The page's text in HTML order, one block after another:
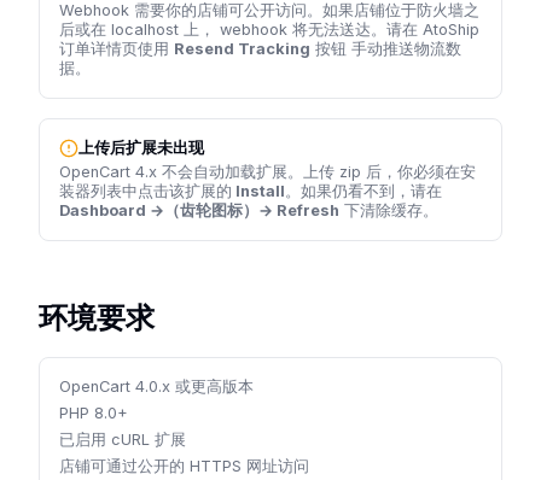
Webhook 需要你的店铺可公开访问。如果店铺位于防火墙之
后或在 localhost 上， webhook 将无法送达。请在 AtoShip
订单详情页使用 Resend Tracking 按钮 手动推送物流数
据。
上传后扩展未出现
OpenCart 4.x 不会自动加载扩展。上传 zip 后，你必须在安
装器列表中点击该扩展的 Install。如果仍看不到，请在
Dashboard →（齿轮图标）→ Refresh 下清除缓存。
环境要求
OpenCart 4.0.x 或更高版本
PHP 8.0+
已启用 cURL 扩展
店铺可通过公开的 HTTPS 网址访问